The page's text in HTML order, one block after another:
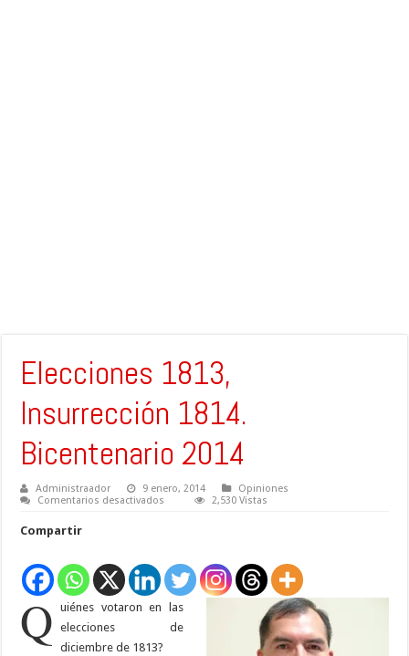
Elecciones 1813,
Insurrección 1814.
Bicentenario 2014
Administraador 9 enero, 2014
Opiniones
Comentarios desactivados
2014
2,530 Vistas
Compartir
Q
uiénes votaron en las
elecciones de
diciembre de 1813?